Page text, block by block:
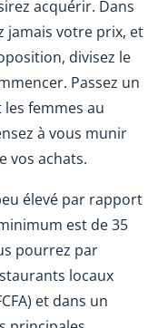
acquérir. Dans
jamais votre prix, et
divisez le
Passez un
femmes au
à vous munir
vos achats.
élevé par rapport
est de 35
pourrez par
locaux
et dans un